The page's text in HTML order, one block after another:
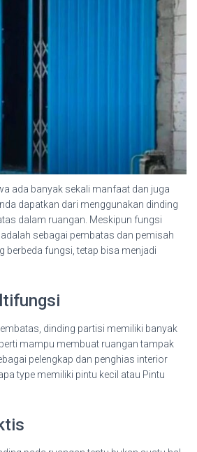
ada banyak sekali manfaat dan juga
dapatkan dari menggunakan dinding
dalam ruangan. Meskipun fungsi
sebagai pembatas dan pemisah
berbeda fungsi, tetap bisa menjadi
dinding partisi memiliki banyak
mampu membuat ruangan tampak
pelengkap dan penghias interior
type memiliki pintu kecil atau Pintu